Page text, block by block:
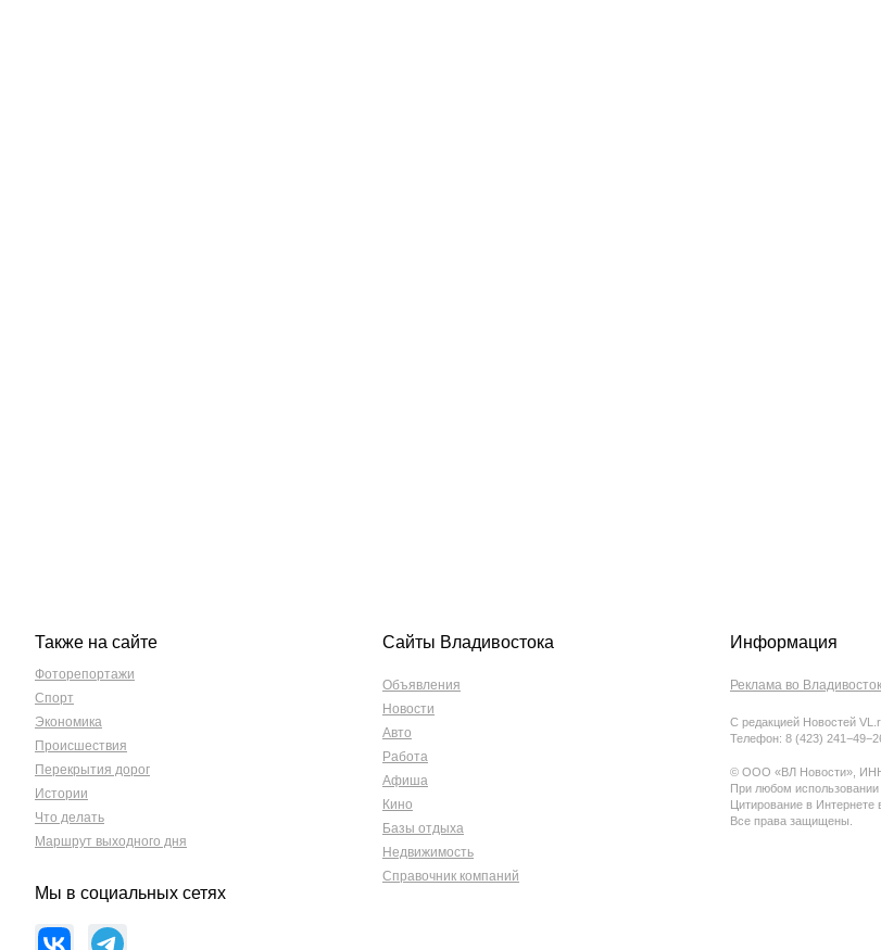
Также на сайте
Фоторепортажи
Спорт
Экономика
Происшествия
Перекрытия дорог
Истории
Что делать
Маршрут выходного дня
Мы в социальных сетях
Сайты Владивостока
Объявления
Новости
Авто
Работа
Афиша
Кино
Базы отдыха
Недвижимость
Справочник компаний
Информация
Реклама во
С редакцией Новостей
Телефон: 8 (423)
© ООО «ВЛ Новости», ИНН
При любом использовании
Цитирование в Интернете
Все права защищены.